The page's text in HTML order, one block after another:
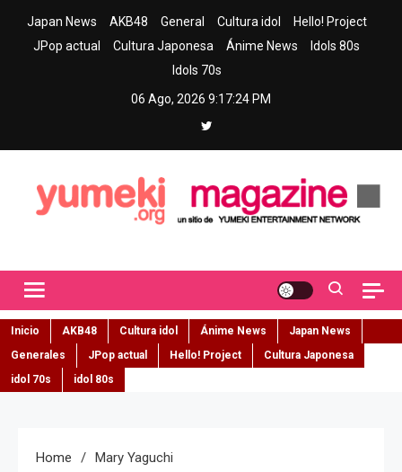
Japan News AKB48 General Cultura idol
Hello! Project
JPop actual
Cultura Japonesa Ánime News
Idols 80s
Idols 70s
06 Ago, 2026 9:17:25 PM
Inicio AKB48 Cultura idol Ánime News
Japan News
Generales
JPop actual Hello! Project
Cultura Japonesa
idol 70s
idol 80s
Home Mary Yaguchi